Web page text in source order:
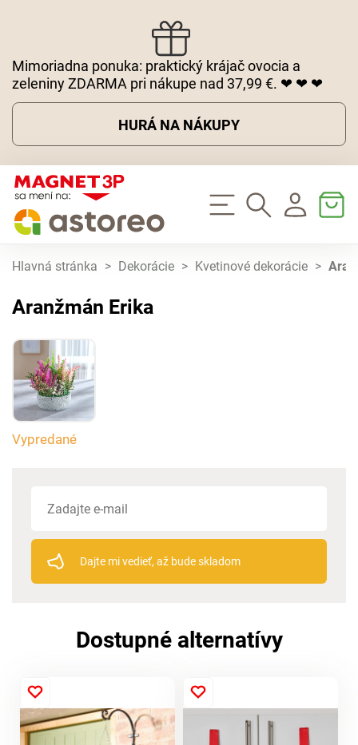
Mimoriadna ponuka: praktický krájač ovocia a
zeleniny ZDARMA pri nákupe nad 37,99 €. ❤ ❤ ❤
HURÁ NA NÁKUPY
Hlavná stránka > Dekorácie > Kvetinové dekorácie >
Aranžmán Erika
Vypredané
Dajte mi vedieť, až bude skladom
Dostupné alternatívy